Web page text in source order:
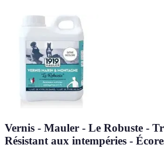
Vernis - Mauler - Le Robuste -
Résistant aux intempéries -